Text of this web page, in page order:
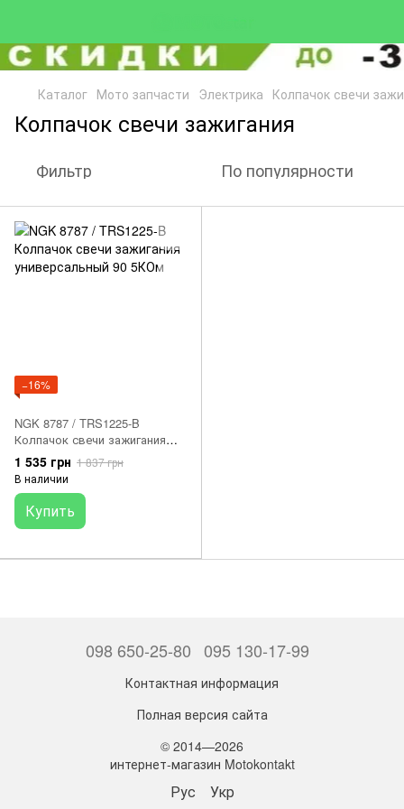
Каталог Мото запчасти Электрика Колпачок свечи
Колпачок свечи зажигания
Фильтр По популярности
−16%
NGK 8787 / TRS1225-B
Колпачок свечи зажигания
универсальный 90 5КОм
1 535 грн 1 837 грн
В наличии
Купить
098 650-25-80 095 130-17-99
Контактная информация
Полная версия сайта
© 2014—2026
интернет-магазин Motokontakt
Рус Укр